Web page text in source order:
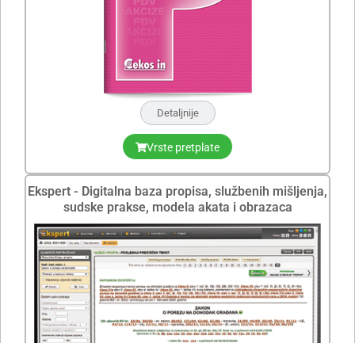
Detaljnije
Vrste pretplate
Ekspert - Digitalna baza propisa, službenih mišljenja,
sudske prakse, modela akata i obrazaca